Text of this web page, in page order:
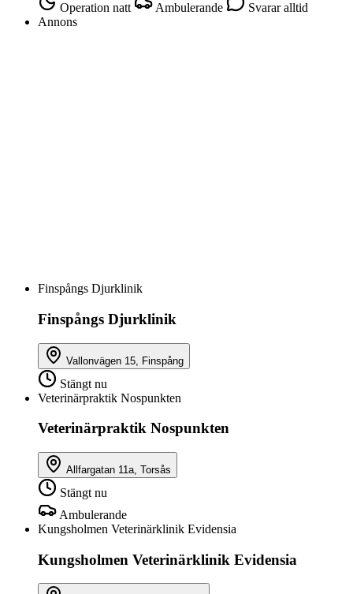
Operation natt
Ambulerande
Svarar alltid
Annons
Finspångs Djurklinik
Finspångs Djurklinik
Vallonvägen 15, Finspång
Stängt nu
Veterinärpraktik Nospunkten
Veterinärpraktik Nospunkten
Allfargatan 11a, Torsås
Stängt nu
Ambulerande
Kungsholmen Veterinärklinik Evidensia
Kungsholmen Veterinärklinik Evidensia